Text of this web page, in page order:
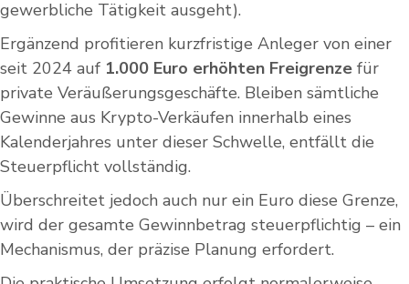
gewerbliche Tätigkeit ausgeht).
Ergänzend profitieren kurzfristige Anleger von einer
seit 2024 auf 1.000 Euro erhöhten Freigrenze für
private Veräußerungsgeschäfte. Bleiben sämtliche
Gewinne aus Krypto-Verkäufen innerhalb eines
Kalenderjahres unter dieser Schwelle, entfällt die
Steuerpflicht vollständig.
Überschreitet jedoch auch nur ein Euro diese Grenze,
wird der gesamte Gewinnbetrag steuerpflichtig – ein
Mechanismus, der präzise Planung erfordert.